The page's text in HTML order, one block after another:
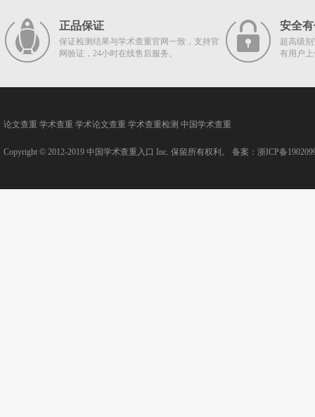
正品保证
保证检测结果与学术查重官网一致，支持官
网验证，24小时在线售后服务。
安全
超高级
有用户
论文查重 学术查重 学术论文查重 学术查重检测 中国学术查重
Copyright © 2012-2019 中国学术查重入口 Inc. 保留所有权利。 备案： 浙ICP备